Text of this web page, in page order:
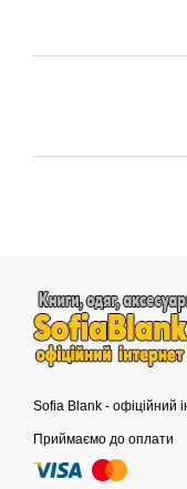
Sofia Blank - офіційний
Приймаємо до оплати